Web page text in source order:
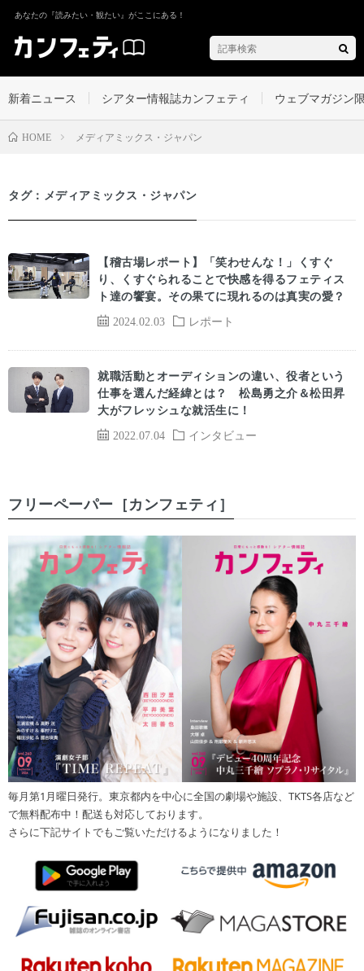
あなたの『読みたい・観たい』がここにある！
新着ニュース シアター情報誌カンフェティ ウェブマガジン
HOME メディアミックス・ジャパン
タグ：メディアミックス・ジャパン
2024.02.03 レポート
【稽古場レポート】「笑わせんな！」くすぐ
り、くすぐられることで快感を得るフェティス
ト達の饗宴。その果てに現れるのは真実の愛？
2022.07.04 インタビュー
就職活動とオーディションの違い、役者という
仕事を選んだ経緯とは？ 松島勇之介＆松田昇
大がフレッシュな就活生に！
フリーペーパー［カンフェティ］
毎月第1月曜日発行。東京都内を中心に全国の劇場や施設、TKTS各店など
で無料配布中！配送も対応しております。
さらに下記サイトでもご覧いただけるようになりました！